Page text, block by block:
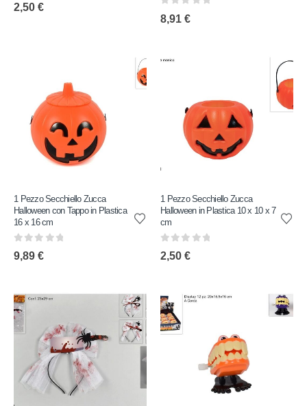
2,50 €
8,91 €
1 Pezzo Secchiello Zucca
Halloween con Tappo in Plastica
16 x 16 cm
0 out of 5
9,89 €
1 Pezzo Secchiello Zucca
Halloween in Plastica 10 x 10 x 7
cm
0 out of 5
2,50 €